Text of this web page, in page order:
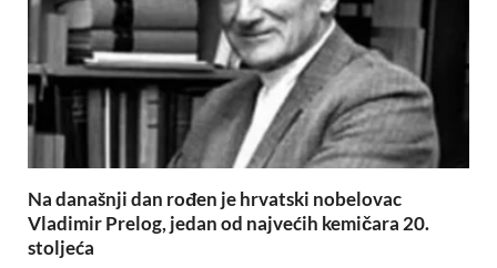
Na današnji dan rođen je hrvatski nobelovac
Vladimir Prelog, jedan od najvećih kemičara 20.
stoljeća